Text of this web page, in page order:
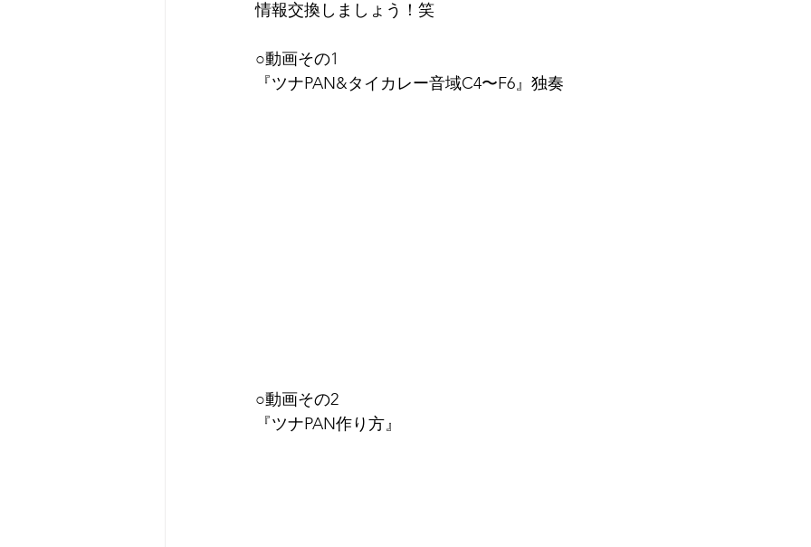
情報交換しましょう！笑
○動画その1
『ツナPAN&タイカレー音域C4〜F6』独奏
○動画その2
『ツナPAN作り方』